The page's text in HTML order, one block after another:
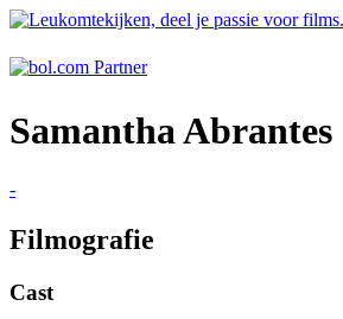
Samantha Abrantes
-
Filmografie
Cast